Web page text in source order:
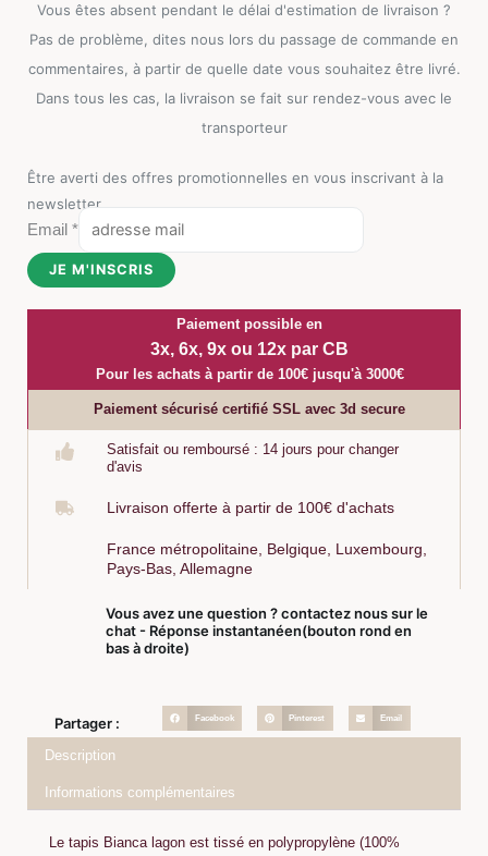
Vous êtes absent pendant le délai d'estimation de livraison ?
Pas de problème, dites nous lors du passage de commande en
commentaires, à partir de quelle date vous souhaitez être livré.
Dans tous les cas, la livraison se fait sur rendez-vous avec le
transporteur
Être averti des offres promotionnelles en vous inscrivant à la
newsletter
Email *
JE M'INSCRIS
Paiement possible en
3x, 6x, 9x ou 12x par CB
Pour les achats à partir de 100€ jusqu'à 3000€
Paiement sécurisé certifié SSL avec 3d secure
Satisfait ou remboursé : 14 jours pour changer
d'avis
Livraison offerte à partir de 100€ d'achats
France métropolitaine, Belgique, Luxembourg,
Pays-Bas, Allemagne
Vous avez une question ? contactez nous sur le
chat - Réponse instantanéen(bouton rond en
bas à droite)
Partager : Facebook Pinterest Email
Description
Informations complémentaires
Le tapis Bianca lagon est tissé en polypropylène (100%